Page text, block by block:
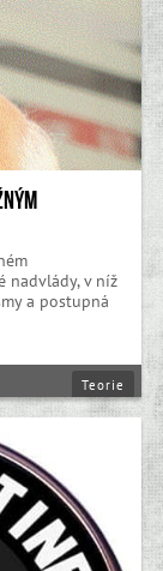
nadvlády, v níž
a postupná
Teorie